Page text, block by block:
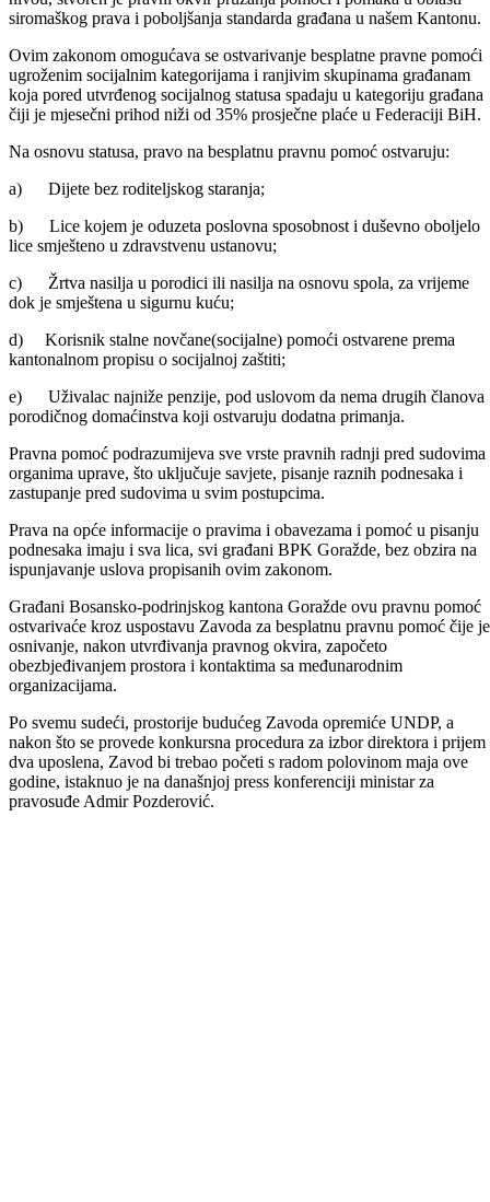
Na današnjoj press konferenciji, ministar za pravosuđe, upravu i
odnose u Vladi Bosansko-podrinjskog kantona Goražde Admir
Pozderović upoznao je javnost o odredbama nedavno usvojenog
Zakona o pružanju besplatne pravne pomoći.
Usvajanjem ovog zakona, Bosansko-podrinjski kanton Goražde,
prema riječima ministra Pozderovića, doprinosi reformi pravosuđa u
Bosni i Hercegovini, utvrđenoj kroz Srategiju pravosuđa u BiH i
Akcionom planu za provedbu Srategije. Istovremeno, ispunjen je
zaključak strukturalnog dijaloga koji se vodi između Bosne i
Hercegovine i Evropske unije u obalsti pravosuđa.
Pored ispunjavanja sektorskih reformskih obaveza na pomenutom
nivou, stvoren je pravni okvir pružanja pomoći i pomaka u oblasti
siromaškog prava i poboljšanja standarda građana u našem Kantonu.
Ovim zakonom omogućava se ostvarivanje besplatne pravne pomoći
ugroženim socijalnim kategorijama i ranjivim skupinama građanam
koja pored utvrđenog socijalnog statusa spadaju u kategoriju građana
čiji je mjesečni prihod niži od 35% prosječne plaće u Federaciji BiH.